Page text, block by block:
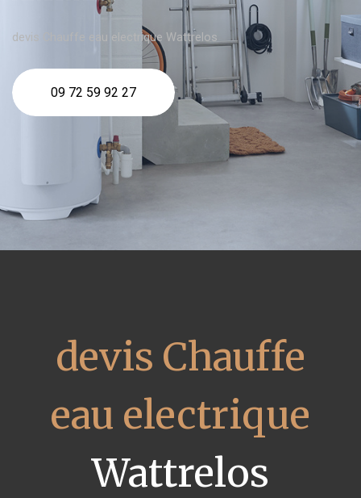
devis Chauffe eau electrique Wattrelos
09 72 59 92 27
devis Chauffe
eau electrique
Wattrelos